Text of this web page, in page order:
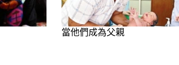
當他們成為父親